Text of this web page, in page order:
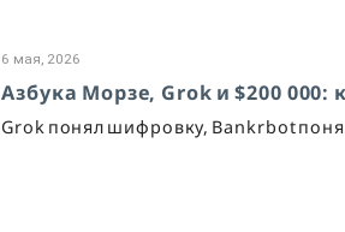
6 мая, 2026
Азбука Морзе, Grok и $200 000:
Grok понял шифровку, Bankrbot